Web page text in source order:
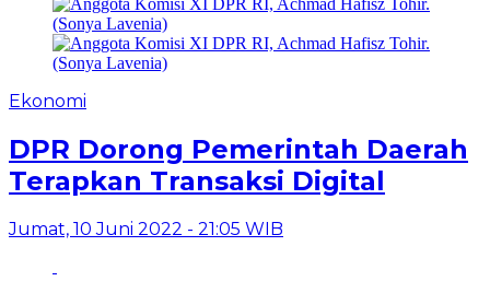
Ekonomi
DPR Dorong Pemerintah Daerah
Terapkan Transaksi Digital
Jumat, 10 Juni 2022 - 21:05 WIB